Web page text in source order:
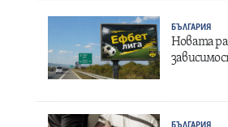
БЪЛГАРИЯ
Новата